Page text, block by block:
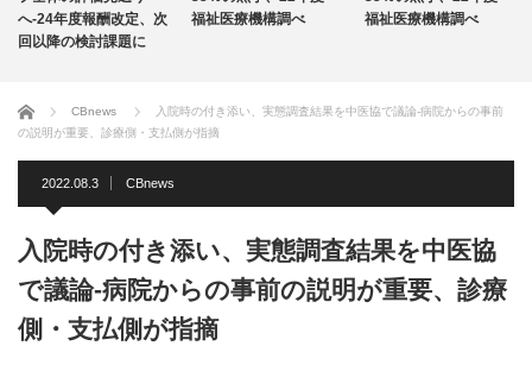
へ-24年度報酬改定、次
回以降の検討課題に
福祉医療機構調べ
福祉医療機構調べ
ホーム CBnews
入院時の付き添い、実態調査結果を中医協で議論-病院からの事前
の説明が重要、診療側・支払側が指摘
2022.08.3 CBnews
入院時の付き添い、実態調査結果を中医協
で議論-病院からの事前の説明が重要、診療
側・支払側が指摘